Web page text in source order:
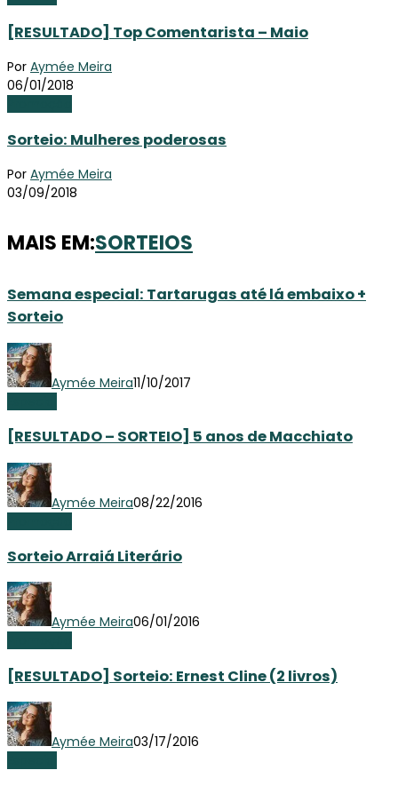
[RESULTADO] Top Comentarista – Maio
Por Aymée Meira
06/01/2018
Sorteio: Mulheres poderosas
Por Aymée Meira
03/09/2018
MAIS EM:SORTEIOS
Semana especial: Tartarugas até lá embaixo +
Sorteio
Aymée Meira11/10/2017
[RESULTADO – SORTEIO] 5 anos de Macchiato
Aymée Meira08/22/2016
Sorteio Arraiá Literário
Aymée Meira06/01/2016
[RESULTADO] Sorteio: Ernest Cline (2 livros)
Aymée Meira03/17/2016